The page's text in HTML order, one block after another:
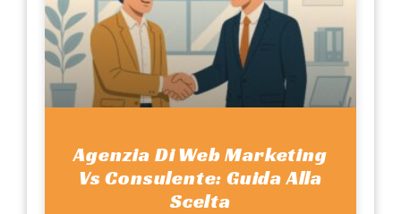
Agenzia Di Web Marketing
Vs Consulente: Guida Alla
Scelta